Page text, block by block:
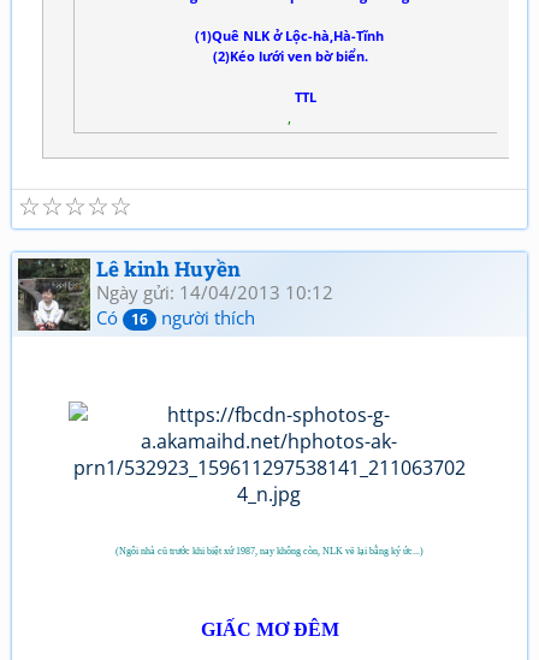
(1)Quê NLK ở Lộc-hà,Hà-Tĩnh
(2)Kéo lưới ven bờ biển.
TTL
☆
☆
☆
☆
☆
Lê kinh Huyền
Ngày gửi: 14/04/2013 10:12
Có
16 người thích
(Ngôi nhà cũ trước khi biệt xứ 1987, nay không còn, NLK vẽ lại bằng ký ức...)
GIẤC MƠ ĐÊM